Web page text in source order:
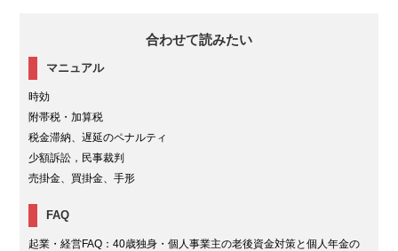
合わせて読みたい
マニュアル
時効
附帯税・加算税
税金滞納、遅延のペナルティ
少額訴訟，民事裁判
売掛金、買掛金、手形
FAQ
起業・経営FAQ：40歳独身・個人事業主の老後資金対策と個人年金の